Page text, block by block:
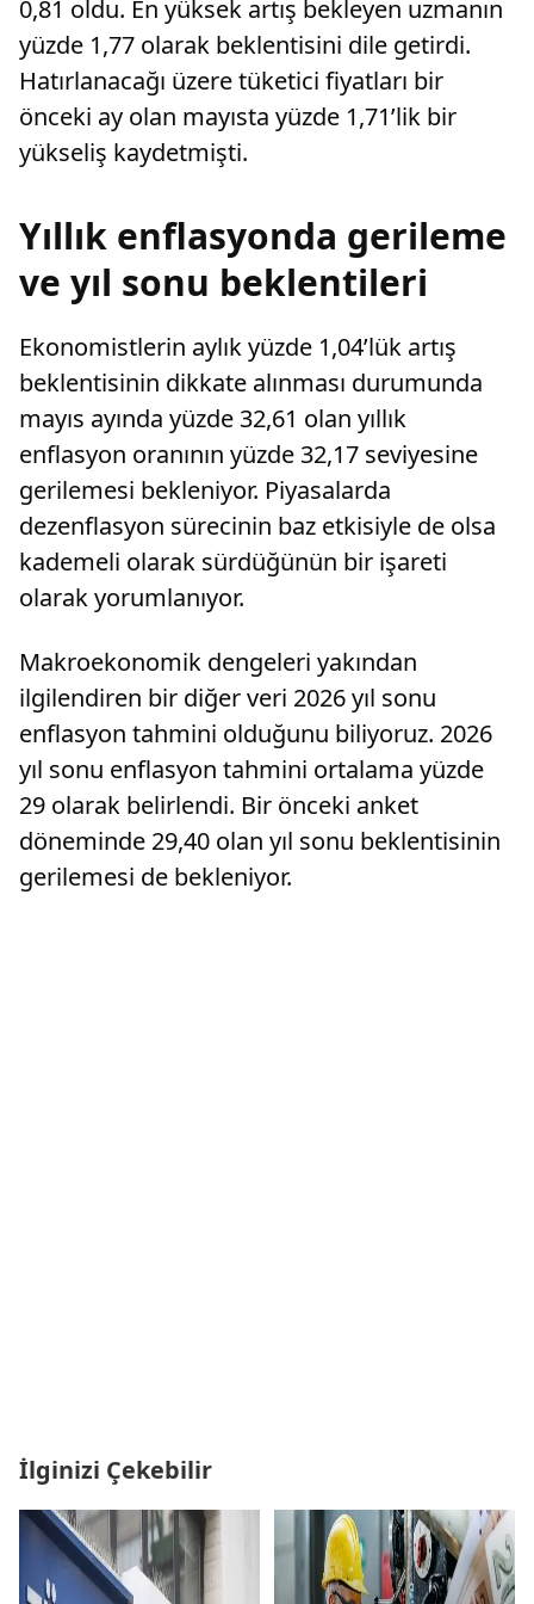
0,81 oldu. En yüksek artış bekleyen uzmanın
yüzde 1,77 olarak beklentisini dile getirdi.
Hatırlanacağı üzere tüketici fiyatları bir
önceki ay olan mayısta yüzde 1,71’lik bir
yükseliş kaydetmişti.
Yıllık enflasyonda gerileme
ve yıl sonu beklentileri
Ekonomistlerin aylık yüzde 1,04’lük artış
beklentisinin dikkate alınması durumunda
mayıs ayında yüzde 32,61 olan yıllık
enflasyon oranının yüzde 32,17 seviyesine
gerilemesi bekleniyor. Piyasalarda
dezenflasyon sürecinin baz etkisiyle de olsa
kademeli olarak sürdüğünün bir işareti
olarak yorumlanıyor.
Makroekonomik dengeleri yakından
ilgilendiren bir diğer veri 2026 yıl sonu
enflasyon tahmini olduğunu biliyoruz. 2026
yıl sonu enflasyon tahmini ortalama yüzde
29 olarak belirlendi. Bir önceki anket
döneminde 29,40 olan yıl sonu beklentisinin
gerilemesi de bekleniyor.
İlginizi Çekebilir